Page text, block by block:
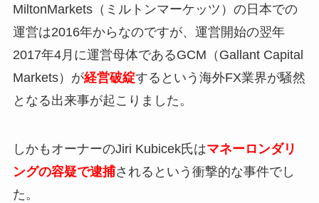
MiltonMarkets（ミルトンマーケッツ）の日本での
運営は2016年からなのですが、運営開始の翌年
2017年4月に運営母体であるGCM（Gallant Capital
Markets）が経営破綻するという海外FX業界が騒然
となる出来事が起こりました。
しかもオーナーのJiri Kubicek氏はマネーロンダリ
ングの容疑で逮捕されるという衝撃的な事件でし
た。